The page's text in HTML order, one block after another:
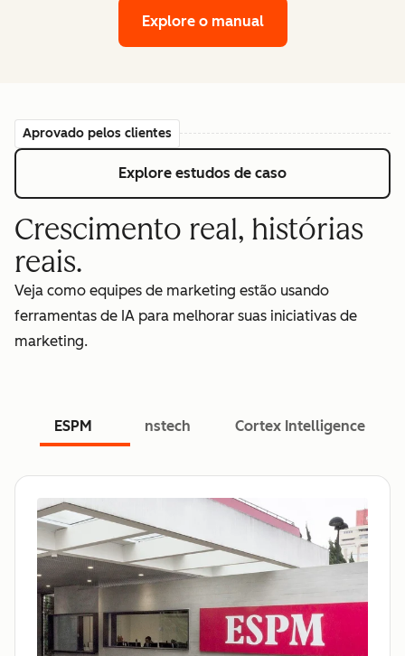
Explore o manual
Aprovado pelos clientes
Explore estudos de caso
Crescimento real, histórias
reais.
Veja como equipes de marketing estão usando
ferramentas de IA para melhorar suas iniciativas de
marketing.
ESPM nstech Cortex Intelligence